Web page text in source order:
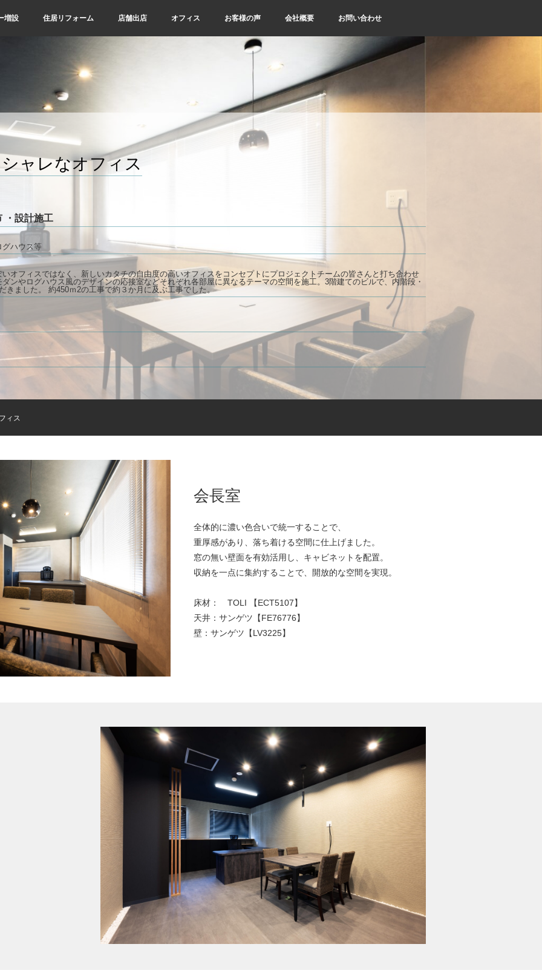
増設 住居リフォーム 店舗出店 オフィス お客様の声 会社概要 お問い合わせ
ャレなオフィス
・ 設計施工
グハウス等
オフィスではなく、新しいカタチの自由度の高いオフィスをコンセプトにプロジェクトチームの皆さんと打ち合わせ
ンやログハウス風のデザインの応接室などそれぞれ各部屋に異なるテーマの空間を施工。3階建てのビルで、内階段・
きました。 約450ｍ2の工事で約３か月に及ぶ工事でした。
ィス
会長室
全体的に濃い色合いで統一することで、
重厚感があり、落ち着ける空間に仕上げました。
窓の無い壁面を有効活用し、キャビネットを配置。
収納を一点に集約することで、開放的な空間を実現。
床材： TOLI 【ECT5107】
天井：サンゲツ【FE76776】
壁：サンゲツ【LV3225】